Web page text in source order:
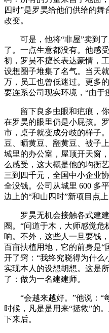
四时”是罗昊给他们供给的
改变。
可是，他将“非屋”卖到了
了。一点生意都没有。他感
初，罗昊不擅长表达豪情，
设想圈子堆集了名气。当天
万，员工也曾低迷过。更多
要连系公司现实环境，“由于
留下良多虫眼和疤痕，你
在罗昊的眼里仍是小屁孩。
市，桌子就变成分歧的样子
豆、晒黄豆、翻黄豆、被子
城里的办公室，屋顶开天窗
么感受，这大概是他的均衡
三到四千元，全国中小企业
全没钱。公司从城里 600 多
边上的“和山四时”新项目点上
罗昊无机会接触各式建建
圈。“问道于木，大师感觉
响。不外，这些人一旦要钱
百亩扶植用地，它的前身是“
开了窍：“我终究晓得为什么
实现本人的设想胡想。这是
了：做为一名建建师。
“会越来越好。”他说：“
时候，凡是是用来“拯救”的
下来后。